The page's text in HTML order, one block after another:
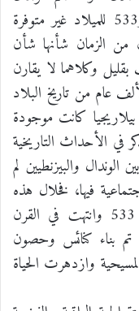
وهي الفترة الممتدة ما بين سنتي 439 و533 للميلاد غير متوفرة
من الزمان شأنها شأن
وكلاهما لا يقارن
عام من تاريخ البلاد
كانت موجودة
في الأحداث التاريخية
والبيزنطيين لم
فيها، فخلال هذه
الفترة والفترة البيزنطية التي بدأت سنة 533 وانتهت في القرن
تم بناء كنائس وحصون
وازدهرت الحياة